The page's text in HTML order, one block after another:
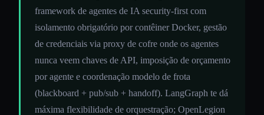
framework de agentes de IA security-first com
isolamento obrigatório por contêiner Docker, gestão
de credenciais via proxy de cofre onde os agentes
nunca veem chaves de API, imposição de orçamento
por agente e coordenação modelo de frota
(blackboard + pub/sub + handoff). LangGraph te dá
máxima flexibilidade de orquestração; OpenLegion